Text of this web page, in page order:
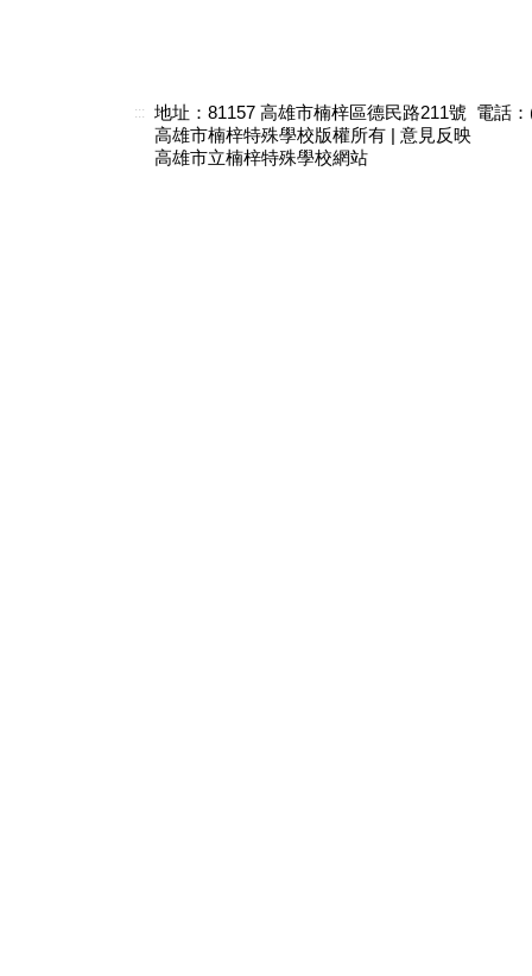
:::
地址：81157 高雄市楠梓區德民路211號 電話
高雄市楠梓特殊學校版權所有 | 意見反映
高雄市立楠梓特殊學校網站